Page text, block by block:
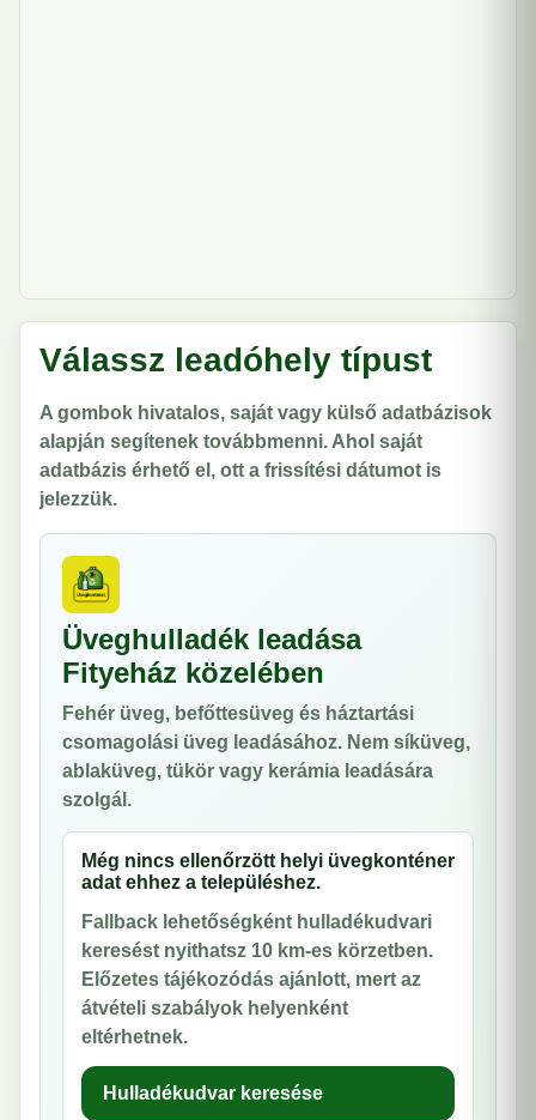
Válassz leadóhely típust
A gombok hivatalos, saját vagy külső adatbázisok
alapján segítenek továbbmenni. Ahol saját
adatbázis érhető el, ott a frissítési dátumot is
jelezzük.
Üveghulladék leadása
Fityeház közelében
Fehér üveg, befőttesüveg és háztartási
csomagolási üveg leadásához. Nem síküveg,
ablaküveg, tükör vagy kerámia leadására
szolgál.
Még nincs ellenőrzött helyi üvegkonténer
adat ehhez a településhez.
Fallback lehetőségként hulladékudvari
keresést nyithatsz 10 km-es körzetben.
Előzetes tájékozódás ajánlott, mert az
átvételi szabályok helyenként
eltérhetnek.
Hulladékudvar keresése